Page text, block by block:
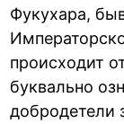
Фукухара,
происходит
буквально
добродетели